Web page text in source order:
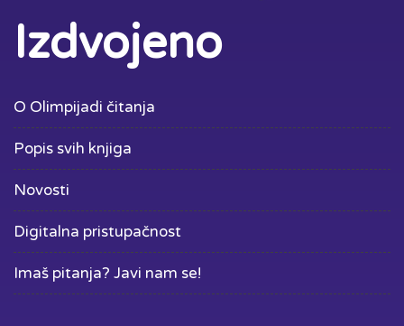
Izdvojeno
O Olimpijadi čitanja
Popis svih knjiga
Novosti
Digitalna pristupačnost
Imaš pitanja? Javi nam se!